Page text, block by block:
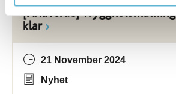
[Arkiverad]
klar
21 November 2024
Nyhet